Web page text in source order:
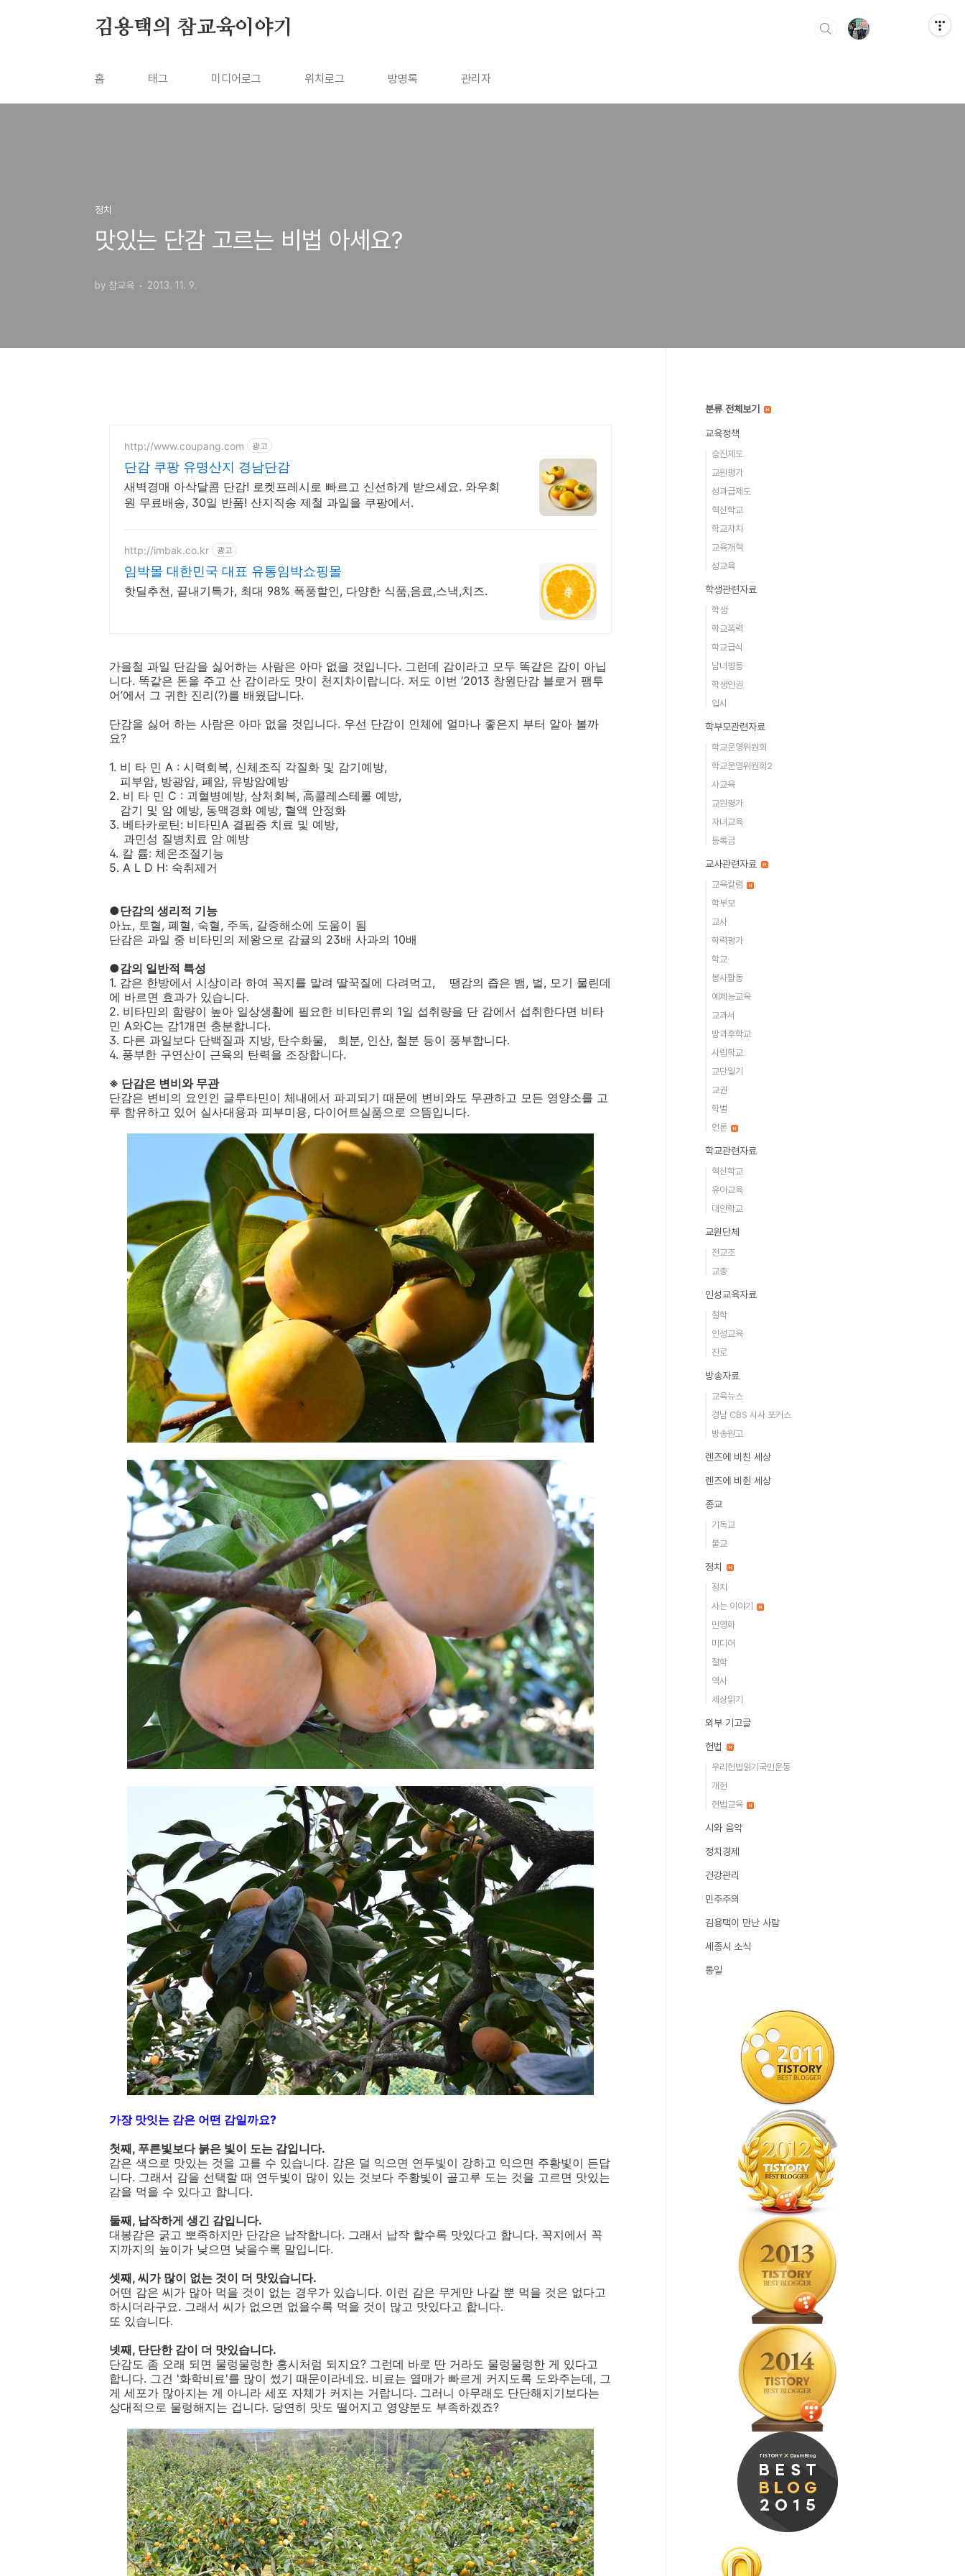
김용택의 참교육이야기
홈 태그 미디어로그 위치로그 방명록 관리자
정치
맛있는 단감 고르는 비법 아세요?
by 참교육 2013. 11. 9.
http://www.coupang.com 광고
단감 쿠팡 유명산지 경남단감
새벽경매 아삭달콤 단감! 로켓프레시로 빠르고 신선하게 받으세요. 와우회
원 무료배송, 30일 반품! 산지직송 제철 과일을 쿠팡에서.
http://imbak.co.kr 광고
임박몰 대한민국 대표 유통임박쇼핑몰
핫딜추천, 끝내기특가, 최대 98% 폭풍할인, 다양한 식품,음료,스낵,치즈.
가을철 과일 단감을 싫어하는 사람은 아마 없을 것입니다. 그런데 감이라고 모두 똑같은 감이 아닙
니다. 똑같은 돈을 주고 산 감이라도 맛이 천지차이랍니다. 저도 이번 ‘2013 창원단감 블로거 팸투
어’에서 그 귀한 진리(?)를 배웠답니다.
단감을 싫어 하는 사람은 아마 없을 것입니다. 우선 단감이 인체에 얼마나 좋은지 부터 알아 볼까
요?
1. 비 타 민 A : 시력회복, 신체조직 각질화 및 감기예방,
피부암, 방광암, 폐암, 유방암예방
2. 비 타 민 C : 괴혈병예방, 상처회복, 高콜레스테롤 예방,
감기 및 암 예방, 동맥경화 예방, 혈액 안정화
3. 베타카로틴: 비타민A 결핍증 치료 및 예방,
과민성 질병치료 암 예방
4. 칼 륨: 체온조절기능
5. A L D H: 숙취제거
●단감의 생리적 기능
아뇨, 토혈, 폐혈, 숙혈, 주독, 갈증해소에 도움이 됨
단감은 과일 중 비타민의 제왕으로 감귤의 23배 사과의 10배
●감의 일반적 특성
1. 감은 한방에서 시상이라 하여 꼭지를 말려 딸꾹질에 다려먹고, 땡감의 즙은 뱀, 벌, 모기 물린데
에 바르면 효과가 있습니다.
2. 비타민의 함량이 높아 일상생활에 필요한 비타민류의 1일 섭취량을 단 감에서 섭취한다면 비타
민 A와C는 감1개면 충분합니다.
3. 다른 과일보다 단백질과 지방, 탄수화물, 회분, 인산, 철분 등이 풍부합니다.
4. 풍부한 구연산이 근육의 탄력을 조장합니다.
※ 단감은 변비와 무관
단감은 변비의 요인인 글루타민이 체내에서 파괴되기 때문에 변비와도 무관하고 모든 영양소를 고
루 함유하고 있어 실사대용과 피부미용, 다이어트실품으로 으뜸입니다.
가장 맛잇는 감은 어떤 감일까요?
첫째, 푸른빛보다 붉은 빛이 도는 감입니다.
감은 색으로 맛있는 것을 고를 수 있습니다. 감은 덜 익으면 연두빛이 강하고 익으면 주황빛이 든답
니다. 그래서 감을 선택할 때 연두빛이 많이 있는 것보다 주황빛이 골고루 도는 것을 고르면 맛있는
감을 먹을 수 있다고 합니다.
둘째, 납작하게 생긴 감입니다.
대봉감은 굵고 뽀족하지만 단감은 납작합니다. 그래서 납작 할수록 맛있다고 합니다. 꼭지에서 꼭
지까지의 높이가 낮으면 낮을수록 말입니다.
셋째, 씨가 많이 없는 것이 더 맛있습니다.
어떤 감은 씨가 많아 먹을 것이 없는 경우가 있습니다. 이런 감은 무게만 나갈 뿐 먹을 것은 없다고
하시더라구요. 그래서 씨가 없으면 없을수록 먹을 것이 많고 맛있다고 합니다.
또 있습니다.
넷째, 단단한 감이 더 맛있습니다.
단감도 좀 오래 되면 물렁물렁한 홍시처럼 되지요? 그런데 바로 딴 거라도 물렁물렁한 게 있다고
합니다. 그건 '화학비료'를 많이 썼기 때문이라네요. 비료는 열매가 빠르게 커지도록 도와주는데, 그
게 세포가 많아지는 게 아니라 세포 자체가 커지는 거랍니다. 그러니 아무래도 단단해지기보다는
상대적으로 물렁해지는 겁니다. 당연히 맛도 떨어지고 영양분도 부족하겠죠?
분류 전체보기
교육정책
승진제도
교원평가
성과급제도
혁신학교
학교자치
교육개혁
성교육
학생관련자료
학생
학교폭력
학교급식
남녀평등
학생인권
입시
학부모관련자료
학교운영위원회
학교운영위원회2
사교육
교원평가
자녀교육
등록금
교사관련자료
교육칼럼
학부모
교사
학력평가
학교
봉사활동
예체능교육
교과서
방과후학교
사립학교
교단일기
교권
학벌
언론
학교관련자료
혁신학교
유아교육
대안학교
교원단체
전교조
교총
인성교육자료
철학
인성교육
진로
방송자료
교육뉴스
경남 CBS 시사 포커스
방송원고
렌즈에 비친 세상
렌즈에 비췬 세상
종교
기독교
불교
정치
정치
사는 이야기
민영화
미디어
철학
역사
세상읽기
외부 기고글
헌법
우리헌법읽기국민운동
개헌
헌법교육
시와 음악
정치경제
건강관리
민주주의
김용택이 만난 사람
세종시 소식
통일